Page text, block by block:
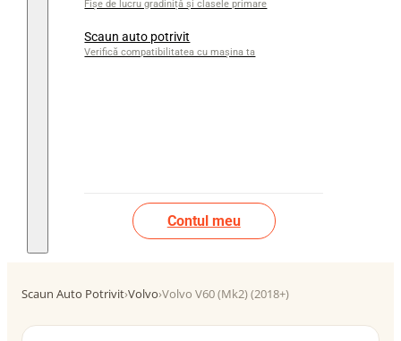
Fișe de lucru gradiniță și clasele primare
Scaun auto potrivit
Verifică compatibilitatea cu mașina ta
Contul meu
Scaun Auto Potrivit›Volvo›Volvo V60 (Mk2) (2018+)